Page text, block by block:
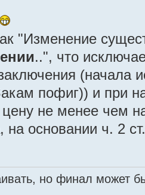
"Изменение
..", что
(начала
пофиг)) и при
цену не менее чем
на основании ч. 2
но финал может